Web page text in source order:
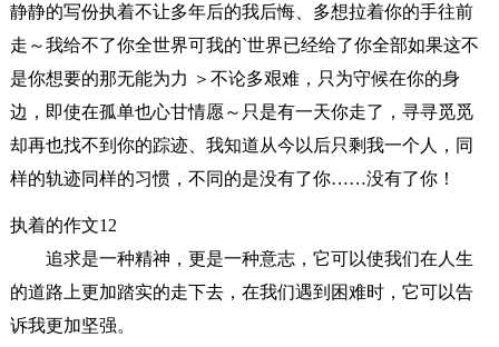
静静的写份执着不让多年后的我后悔、多想拉着你的手往前
走～我给不了你全世界可我的`世界已经给了你全部如果这不
是你想要的那无能为力 ＞不论多艰难，只为守候在你的身
边，即使在孤单也心甘情愿～只是有一天你走了，寻寻觅觅
却再也找不到你的踪迹、我知道从今以后只剩我一个人，同
样的轨迹同样的习惯，不同的是没有了你……没有了你！
执着的作文12
追求是一种精神，更是一种意志，它可以使我们在人生
的道路上更加踏实的走下去，在我们遇到困难时，它可以告
诉我更加坚强。